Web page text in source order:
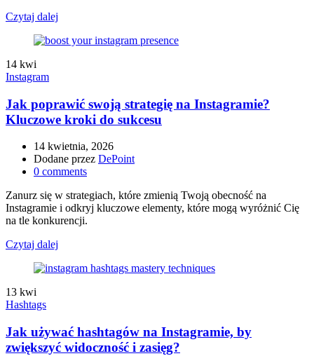
Czytaj dalej
14 kwi
Instagram
Jak poprawić swoją strategię na Instagramie?
Kluczowe kroki do sukcesu
14 kwietnia, 2026
Dodane przez DePoint
0 comments
Zanurz się w strategiach, które zmienią Twoją obecność na
Instagramie i odkryj kluczowe elementy, które mogą wyróżnić Cię
na tle konkurencji.
Czytaj dalej
13 kwi
Hashtags
Jak używać hashtagów na Instagramie, by
zwiększyć widoczność i zasięg?